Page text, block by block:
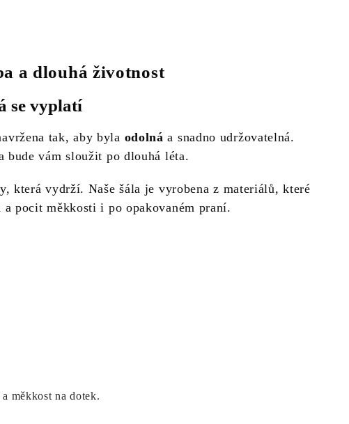
a dlouhá životnost
se vyplatí
tak, aby byla odolná a snadno udržovatelná.
bude vám sloužit po dlouhá léta.
která vydrží. Naše šála je vyrobena z materiálů, které
pocit měkkosti i po opakovaném praní.
měkkost na dotek.